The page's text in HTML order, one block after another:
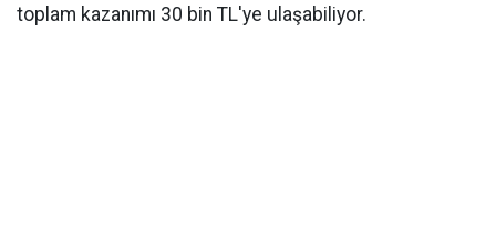
toplam kazanımı 30 bin TL'ye ulaşabiliyor.